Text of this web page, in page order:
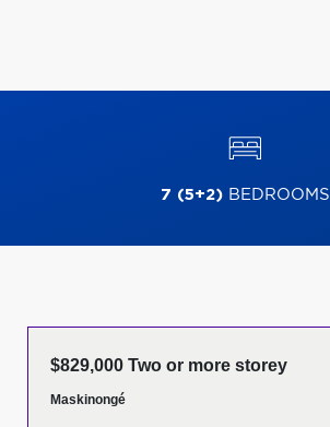
7 (5+2)BEDROOMS
$829,000 Two or more storey
Maskinongé